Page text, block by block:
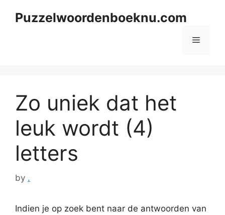
Puzzelwoordenboeknu.com
Menu
Zo uniek dat het
leuk wordt (4)
letters
by .
Indien je op zoek bent naar de antwoorden van